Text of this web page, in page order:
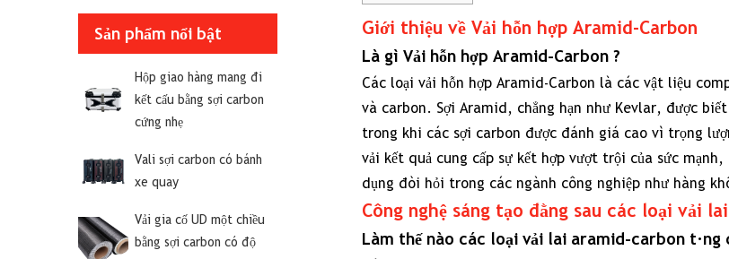
Sản phẩm nổi bật
Hộp giao hàng mang đi
kết cấu bằng sợi carbon
cứng nhẹ
Vali sợi carbon có bánh
xe quay
Vải gia cố UD một chiều
bằng sợi carbon có độ
1
Giới
thiệu
về
Vải
hỗn
hợp
Aramid-
Carbon
Giới thiệu về Vải hỗn hợp Aramid-Carbon
Là gì Vải hỗn hợp Aramid-Carbon ?
Các loại vải hỗn hợp Aramid-Carbon là các vật liệu
và carbon. Sợi Aramid, chẳng hạn như Kevlar, được
trong khi các sợi carbon được đánh giá cao vì trọng
vải kết quả cung cấp sự kết hợp vượt trội của sức
dụng đòi hỏi trong các ngành công nghiệp như hàng
Công nghệ sáng tạo đằng sau các loại vải
Làm thế nào các loại vải lai aramid-carbon tăng